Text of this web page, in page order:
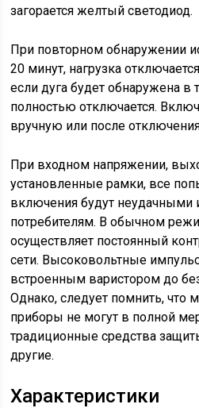
загорается желтый светодиод.
При повторном обнаружении
20 минут, нагрузка
если дуга будет обнаружена в
полностью отключается.
вручную или после
При входном напряжении,
установленные рамки, все
включения будут неудачными
потребителям. В обычном
осуществляет постоянный
сети. Высоковольтные
встроенным варистором до
Однако, следует помнить, что
приборы не могут в полной
традиционные средства
другие.
Характеристики